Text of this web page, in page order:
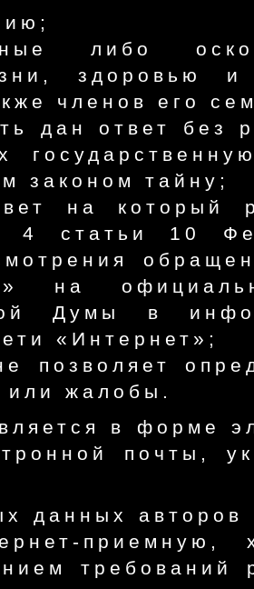
либо
здоровью и
членов его
дан ответ без
законом тайну;
на который
4 статьи 10
на
Думы в
«Интернет»;
позволяет
или жалобы.
в форме
почты,
данных авторов
приемную,
требований